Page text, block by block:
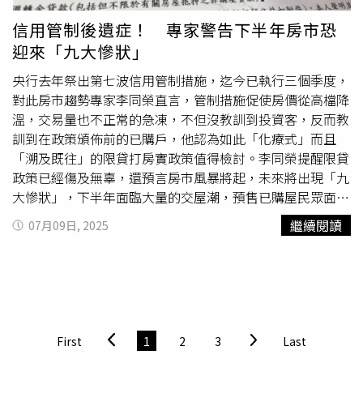
中六家的投資內部報酬率為負，虧損最大的三家為台船
（2208）、如興紡織和
Gogoro，還有東貝公司進入破產程
序，目前幾乎都靠台積電在賺，這次配發現金股利，可進補
超過74億元。
信用管制後遺症！ 專家警告下半年房市恐
迎來「九大慘狀」
央行去年祭出第七波信用管制措施，迄今已執行三個季度，
對此房市趨勢專家李同榮直言，管制措施促使房價從高檔降
溫，交易量也不正常的急凍，不但沒教訓到投資客，反而教
訓到在政策頒佈前的已購戶，他認為如此「化療式」而且
「溯及既往」的限貸打房實政策值得檢討。李同榮提醒限貸
政策已經傷及無辜，還預言房市風暴將起，未來將出現「九
大慘狀」，下半年面臨大量的交屋潮，預售已購屋民眾面臨
貸款成數不足，違約、斷頭、糾紛風暴將會導致市場亂象叢
生。李同榮指出，房產政策若不從供需核心問題提出治本解
會呈現以下九大慘狀：一、溯及既往限貸已傷及無辜溯及既
往就是在政策頒佈前的已購戶，尤其預售屋市場的購屋民眾
07月09日, 2025 繼續閱讀
First 1 2 3 Last